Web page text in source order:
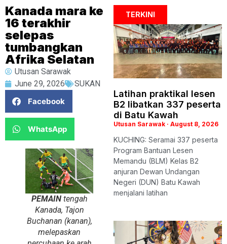
Kanada mara ke
16 terakhir
selepas
tumbangkan
Afrika Selatan
Utusan Sarawak
June 29, 2026
SUKAN
Facebook
WhatsApp
PEMAIN tengah
Kanada, Tajon
Buchanan (kanan),
melepaskan
TERKINI
Latihan praktikal lesen
B2 libatkan 337 peserta
di Batu Kawah
Utusan Sarawak August 8, 2026
KUCHING: Seramai 337 peserta
Program Bantuan Lesen
Memandu (BLM) Kelas B2
anjuran Dewan Undangan
Negeri (DUN) Batu Kawah
menjalani latihan